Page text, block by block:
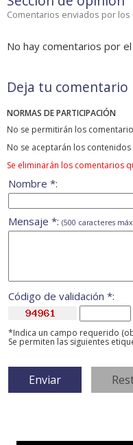
Comentarios enviados por los
No hay comentarios por
Deja tu comentario
NORMAS DE PARTICIPACIÓN
No se permitirán los
No se aceptarán los
Se eliminarán los comentarios
Nombre *:
Mensaje *: (500 caracteres
Código de validación *:
*Indica un campo requerido
Se permiten las siguientes